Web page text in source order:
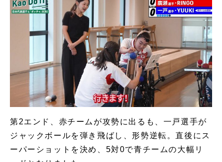
第2エンド、赤チームが攻勢に出るも、一戸選手が
ジャックボールを弾き飛ばし、形勢逆転。直後にス
ーパーショットを決め、5対0で青チームの大幅リ